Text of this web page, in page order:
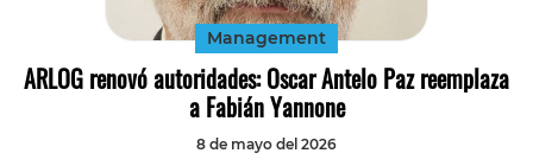
Management
ARLOG renovó autoridades: Oscar Antelo Paz reemplaza
a Fabián Yannone
8 de mayo del 2026